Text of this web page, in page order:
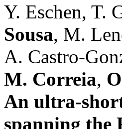
Y. Eschen, T.
Sousa, M.
A. Castro-
M. Correia,
An ultra-
spanning the